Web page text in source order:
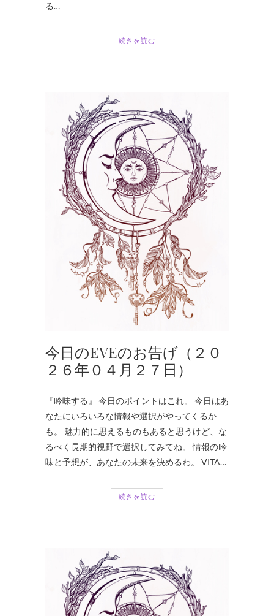
る…
続きを読む
今日のEVEのお告げ（２０
２６年０４月２７日）
『吟味する』 今日のポイントはこれ。 今日はあ
なたにいろいろな情報や選択がやってくるか
も。 魅力的に思えるものもあると思うけど、な
るべく長期的視野で選択してみてね。 情報の吟
味と予想が、あなたの未来を決めるわ。 VITA…
続きを読む